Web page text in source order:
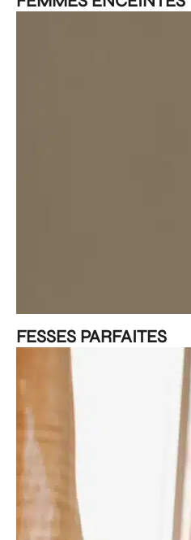
FESSES PARFAITES